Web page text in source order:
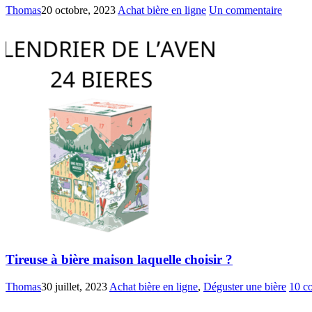
Thomas20 octobre, 2023 Achat bière en ligne Un commentaire
Tireuse à bière maison laquelle choisir ?
Thomas30 juillet, 2023 Achat bière en ligne, Déguster une bière 10